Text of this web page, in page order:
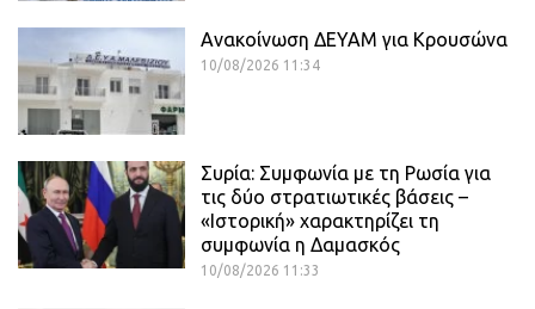
Ανακοίνωση ΔΕΥΑΜ για Κρουσώνα
10/08/2026 11:34
Συρία: Συμφωνία με τη Ρωσία για
τις δύο στρατιωτικές βάσεις –
«Ιστορική» χαρακτηρίζει τη
συμφωνία η Δαμασκός
10/08/2026 11:33